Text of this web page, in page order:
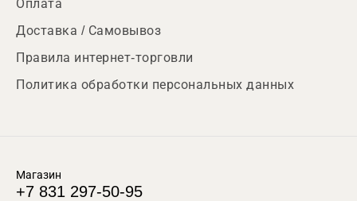
Оплата
Доставка / Самовывоз
Правила интернет-торговли
Политика обработки персональных данных
Магазин
+7 831 297-50-95